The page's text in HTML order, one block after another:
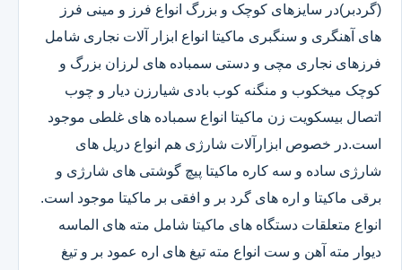
(گردبر)در سایزهای کوچک و بزرگ انواع فرز و مینی فرز
های آهنگری و سنگبری ماکیتا انواع ابزار آلات نجاری شامل
فرزهای نجاری مچی و دستی سمباده های لرزان بزرگ و
کوچک میخکوب و منگنه کوب بادی شیارزن دیار و چوب
اتصال بیسکویت زن ماکیتا انواع سمباده های غلطی موجود
است.در خصوص ابزارآلات شارژی هم انواع دریل های
شارژی ساده و سه کاره ماکیتا پیچ گوشتی های شارژی و
برقی ماکیتا و اره های گرد بر و افقی بر ماکیتا موجود است.
انواع متعلقات دستگاه های ماکیتا شامل مته های الماسه
دیوار مته آهن و ست انواع مته تیغ های اره عمود بر و تیغ